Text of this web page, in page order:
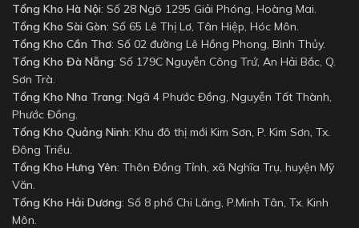
Tổng Kho Hà Nội: Số 28 Ngõ 1295 Giải Phóng, Hoàng Mai.
Tổng Kho Sài Gòn: Số 65 Lê Thị Lơ, Tân Hiệp, Hóc Môn.
Tổng Kho Cần Thơ: Số 02 đường Lê Hồng Phong, Bình Thủy.
Tổng Kho Đà Nẵng: Số 179C Nguyễn Công Trứ, An Hải Bắc, Q.
Sơn Trà.
Tổng Kho Nha Trang: Ngã 4 Phước Đồng, Nguyễn Tất Thành,
Phước Đồng.
Tổng Kho Quảng Ninh: Khu đô thị mới Kim Sơn, P. Kim Sơn, Tx.
Đông Triều.
Tổng Kho Hưng Yên: Thôn Đồng Tỉnh, xã Nghĩa Trụ, huyện Mỹ
Văn.
Tổng Kho Hải Dương: Số 8 phố Chi Lăng, P.Minh Tân, Tx. Kinh
Môn.